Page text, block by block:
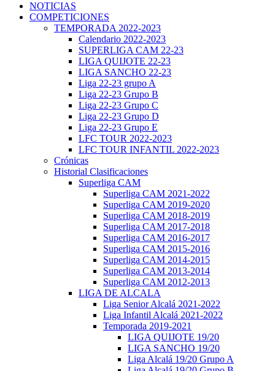
NOTICIAS
COMPETICIONES
TEMPORADA 2022-2023
Calendario 2022-2023
SUPERLIGA CAM 22-23
LIGA QUIJOTE 22-23
LIGA SANCHO 22-23
Liga 22-23 grupo A
Liga 22-23 Grupo B
Liga 22-23 Grupo C
Liga 22-23 Grupo D
Liga 22-23 Grupo E
LFC TOUR 2022-2023
LFC TOUR INFANTIL 2022-2023
Crónicas
Historial Clasificaciones
Superliga CAM
Superliga CAM 2021-2022
Superliga CAM 2019-2020
Superliga CAM 2018-2019
Superliga CAM 2017-2018
Superliga CAM 2016-2017
Superliga CAM 2015-2016
Superliga CAM 2014-2015
Superliga CAM 2013-2014
Superliga CAM 2012-2013
LIGA DE ALCALA
Liga Senior Alcalá 2021-2022
Liga Infantil Alcalá 2021-2022
Temporada 2019-2021
LIGA QUIJOTE 19/20
LIGA SANCHO 19/20
Liga Alcalá 19/20 Grupo A